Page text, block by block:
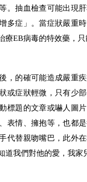
。抽血檢查可能出現
多症」。當症狀嚴重
療EB病毒的特效藥，只
，的確可能造成嚴重
或症狀輕微，只有少
標題的文章或嚇人圖
表情、擁抱等，也都
代替親吻嘴巴，此外
道我們對他的愛，我家